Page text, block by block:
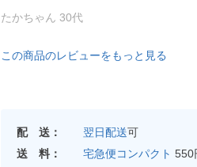
たかちゃん 30代
この商品のレビューをもっと見る
配 送： 翌日配送可
送 料：
宅急便コンパクト 550